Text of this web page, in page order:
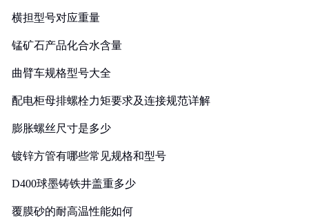
横担型号对应重量
锰矿石产品化合水含量
曲臂车规格型号大全
配电柜母排螺栓力矩要求及连接规范详解
膨胀螺丝尺寸是多少
镀锌方管有哪些常见规格和型号
D400球墨铸铁井盖重多少
覆膜砂的耐高温性能如何